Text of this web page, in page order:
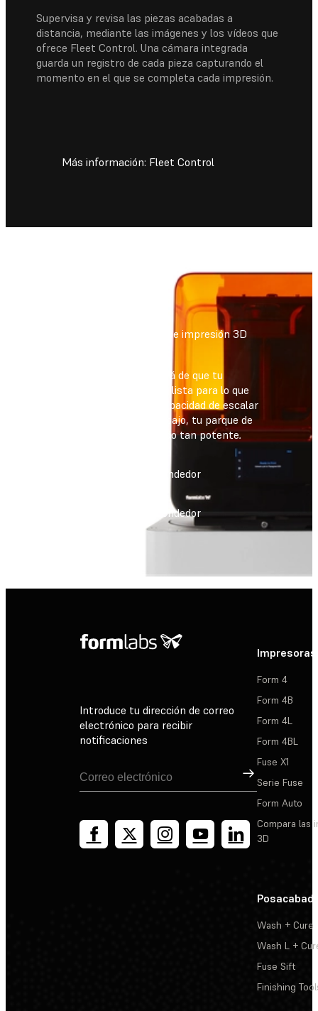
Supervisa y revisa las piezas acabadas a
distancia, mediante las imágenes y los vídeos que
ofrece Fleet Control. Una cámara integrada
guarda un registro de cada pieza capturando el
momento en el que se completa cada impresión.
Más información: Fleet Control
Aumenta tu capacidad de impresión 3D
La Form Auto se ocupará de que tu
impresora esté siempre lista para lo que
esté por venir. Con la capacidad de escalar
a cualquier carga de trabajo, tu parque de
impresoras nunca ha sido tan potente.
Encuentra un revendedor
Encuentra un revendedor
Introduce tu dirección de correo
electrónico para recibir
notificaciones
Suscribirse
Impresoras
Form 4
Form 4B
Form 4L
Form 4BL
Fuse X1
Serie Fuse
Form Auto
Compara las
3D
Wash + Cure
Wash L +
Fuse Sift
Finishing